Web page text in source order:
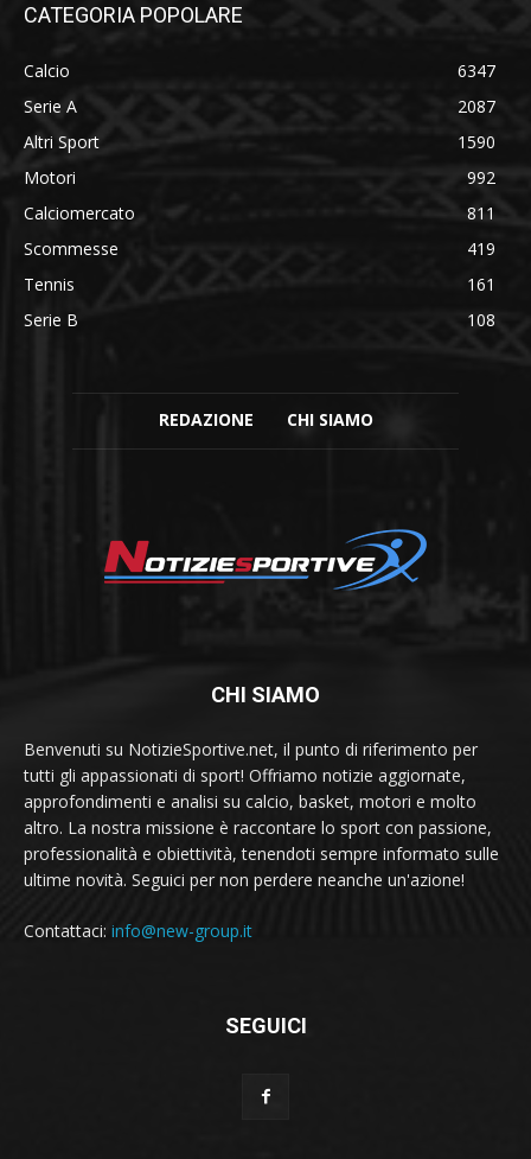
CATEGORIA POPOLARE
Calcio
6347
Serie A
2087
Altri Sport
1590
Motori
992
Calciomercato
811
Scommesse
419
Tennis
161
Serie B
108
REDAZIONE CHI SIAMO
CHI SIAMO
Benvenuti su NotizieSportive.net, il punto di riferimento per
tutti gli appassionati di sport! Offriamo notizie aggiornate,
approfondimenti e analisi su calcio, basket, motori e molto
altro. La nostra missione è raccontare lo sport con passione,
professionalità e obiettività, tenendoti sempre informato sulle
ultime novità. Seguici per non perdere neanche un'azione!
Contattaci: info@new-group.it
SEGUICI